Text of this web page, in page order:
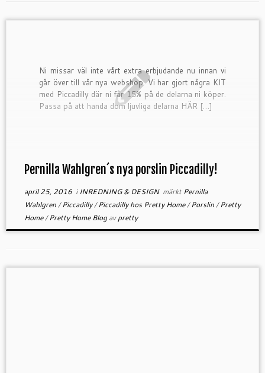
Ni missar väl inte vårt extra erbjudande nu innan vi
går över till vår nya webshop. Vi har gjort några KIT
med Piccadilly där ni får 15% på de delarna ni köper.
Passa på att handa dom ljuvliga delarna HÄR […]
Pernilla Wahlgren´s nya porslin Piccadilly!
april 25, 2016i INREDNING & DESIGN märktPernilla
Wahlgren/Piccadilly/Piccadilly hos Pretty Home/Porslin/Pretty
Home/Pretty Home Blogavpretty